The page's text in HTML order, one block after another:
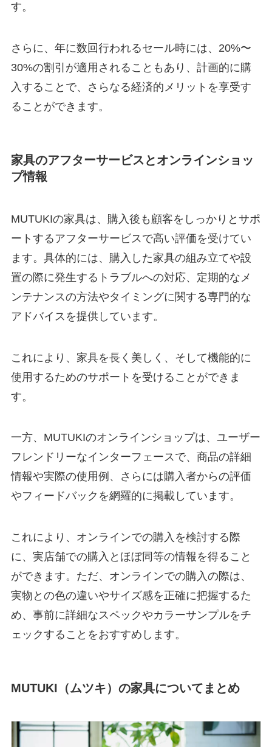
す。
さらに、年に数回行われるセール時には、20%〜
30%の割引が適用されることもあり、計画的に購
入することで、さらなる経済的メリットを享受す
ることができます。
家具のアフターサービスとオンラインショッ
プ情報
MUTUKIの家具は、購入後も顧客をしっかりとサポ
ートするアフターサービスで高い評価を受けてい
ます。具体的には、購入した家具の組み立てや設
置の際に発生するトラブルへの対応、定期的なメ
ンテナンスの方法やタイミングに関する専門的な
アドバイスを提供しています。
これにより、家具を長く美しく、そして機能的に
使用するためのサポートを受けることができま
す。
一方、MUTUKIのオンラインショップは、ユーザー
フレンドリーなインターフェースで、商品の詳細
情報や実際の使用例、さらには購入者からの評価
やフィードバックを網羅的に掲載しています。
これにより、オンラインでの購入を検討する際
に、実店舗での購入とほぼ同等の情報を得ること
ができます。ただ、オンラインでの購入の際は、
実物との色の違いやサイズ感を正確に把握するた
め、事前に詳細なスペックやカラーサンプルをチ
ェックすることをおすすめします。
MUTUKI（ムツキ）の家具についてまとめ